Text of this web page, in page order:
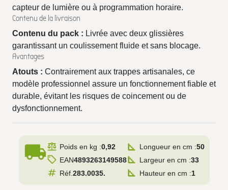
capteur de lumière ou à programmation horaire.
Contenu de la livraison
Contenu du pack : Livrée avec deux glissières
garantissant un coulissement fluide et sans blocage.
Avantages
Atouts : Contrairement aux trappes artisanales, ce
modèle professionnel assure un fonctionnement fiable et
durable, évitant les risques de coincement ou de
dysfonctionnement.
local_shipping Poids en kg :0,92
EAN4893263149588
Réf. 283.0035.
Longueur en cm :50
Largeur en cm :33
Hauteur en cm :1